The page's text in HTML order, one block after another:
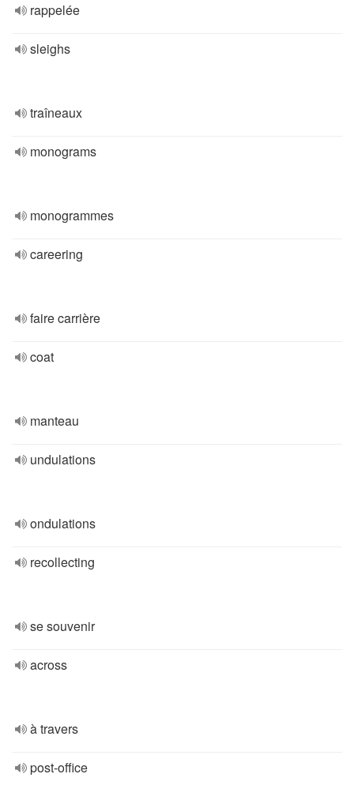
rappelée
sleighs
traîneaux
monograms
monogrammes
careering
faire carrière
coat
manteau
undulations
ondulations
recollecting
se souvenir
across
à travers
post-office